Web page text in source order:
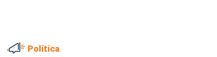
Política